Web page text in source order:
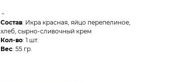
..
Состав: Икра красная, яйцо перепелиное,
хлеб, сырно-сливочный крем
Кол-во: 1 шт.
Вес: 55 гр.